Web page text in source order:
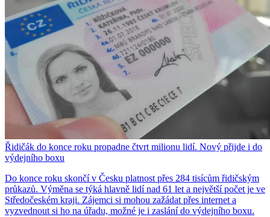
Řidičák do konce roku propadne čtvrt milionu lidí. Nový přijde i do
výdejního boxu
Do konce roku skončí v Česku platnost přes 284 tisícům řidičským
průkazů. Výměna se týká hlavně lidí nad 61 let a největší počet je ve
Středočeském kraji. Zájemci si mohou zažádat přes internet a
vyzvednout si ho na úřadu, možné je i zaslání do výdejního boxu.